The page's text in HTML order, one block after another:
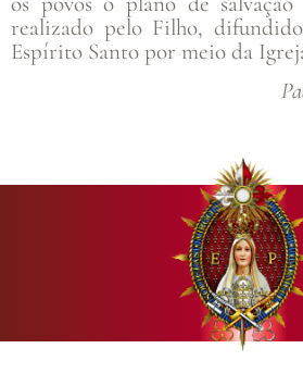
realizado pelo Filho,
Espírito Santo por meio da